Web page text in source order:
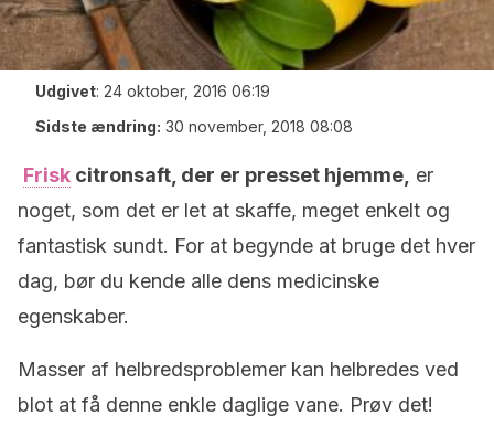
Udgivet: 24 oktober, 2016 06:19
Sidste ændring: 30 november, 2018 08:08
Frisk citronsaft, der er presset hjemme, er
noget, som det er let at skaffe, meget enkelt og
fantastisk sundt. For at begynde at bruge det hver
dag, bør du kende alle dens medicinske
egenskaber.
Masser af helbredsproblemer kan helbredes ved
blot at få denne enkle daglige vane. Prøv det!